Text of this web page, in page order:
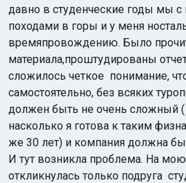
давно в студенческие годы мы
походами в горы и у меня
времяпровождению. Было
материала,проштудированы
сложилось четкое понимание,
самостоятельно, без всяких
должен быть не очень сложный (
насколько я готова к таким
же 30 лет) и компания должна
И тут возникла проблема. На
откликнулась только подруга